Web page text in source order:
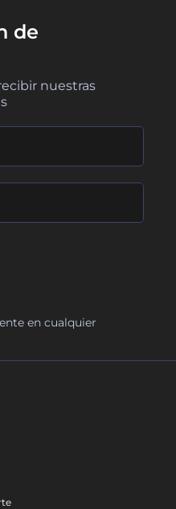
de
nuestras
en cualquier